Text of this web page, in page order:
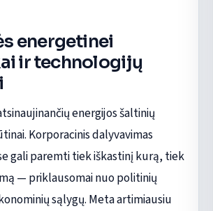
energetinei
ir technologijų
energijos šaltinių
Korporacinis dalyvavimas
gali paremti tiek iškastinį kurą, tiek
— priklausomai nuo politinių
sąlygų. Meta artimiausiu